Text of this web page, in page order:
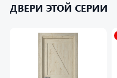
ДВЕРИ ЭТОЙ СЕРИИ